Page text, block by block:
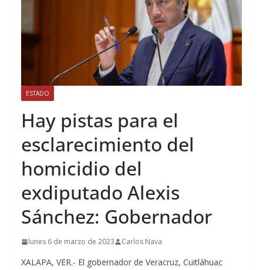
ESTADO
Hay pistas para el
esclarecimiento del
homicidio del
exdiputado Alexis
Sánchez: Gobernador
lunes 6 de marzo de 2023 Carlos Nava
XALAPA, VER.- El gobernador de Veracruz, Cuitláhuac